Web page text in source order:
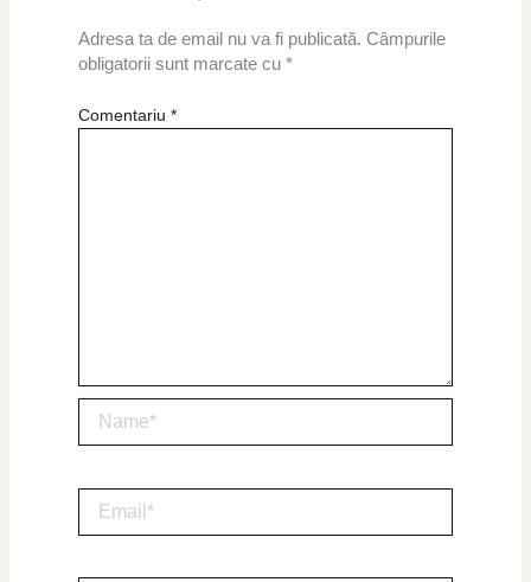
Adresa ta de email nu va fi publicată. Câmpurile
obligatorii sunt marcate cu*
Comentariu*